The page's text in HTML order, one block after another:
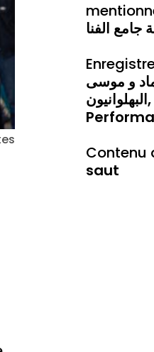
جامع الفنا
و موسی
البهلوانيون, Acrobatic
Contenu
saut